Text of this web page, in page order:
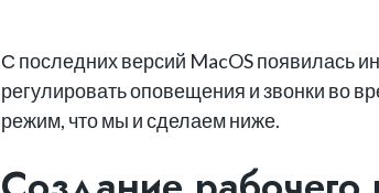
С последних версий MacOS появилась
регулировать оповещения и звонки во
режим, что мы и сделаем ниже.